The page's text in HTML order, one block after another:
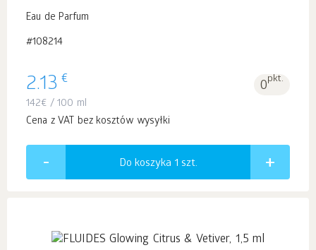
Eau de Parfum
#108214
2.13 € 0pkt.
142€ / 100 ml
Cena z VAT bez kosztów wysyłki
Do koszyka 1 szt.